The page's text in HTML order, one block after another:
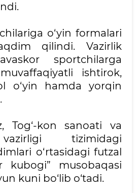
o‘yin formalari
qilindi. Vazirlik
sportchilarga
ishtirok,
o‘yin hamda yorqin
Tog‘-kon sanoati va
tizimidagi
o‘rtasidagi futzal
kubogi” musobaqasi
kuni bo‘lib o‘tadi.